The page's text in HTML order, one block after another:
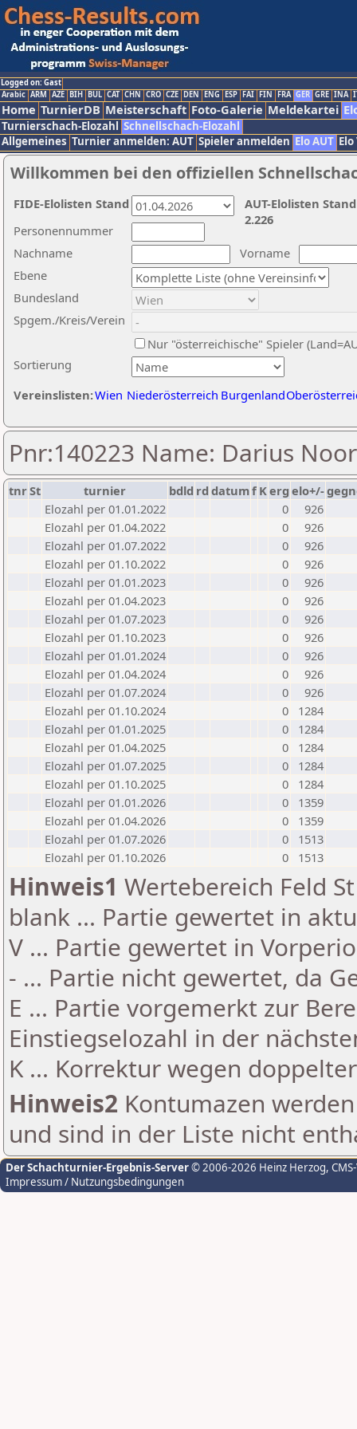
Logged on: Gast
Arabic ARM AZE BIH BUL CAT CHN CRO CZE DEN ENG ESP FAI FIN FRA GER GRE INA
Home TurnierDB Meisterschaft Foto-Galerie Meldekartei
Turnierschach-Elozahl Schnellschach-Elozahl
Allgemeines Turnier anmelden: AUT Spieler anmelden Elo AUT
Willkommen bei den offiziellen
Nachname
Vorname
Ebene
Sortierung
Personennummer
Bundesland
Spgem./Kreis/Verein
Nur "österreichische" Spieler
Vereinslisten:Wien Niederösterreich Burgenland
AUT-Elolisten
2.226
FIDE-Elolisten Stand
Pnr:140223 Name: Darius
tnrSt turnier bdld rd datumf Kerg elo+/-
Elozahl per 01.01.2022
0
926
Elozahl per 01.04.2022
0
926
Elozahl per 01.07.2022
0
926
Elozahl per 01.10.2022
0
926
Elozahl per 01.01.2023
0
926
Elozahl per 01.04.2023
0
926
Elozahl per 01.07.2023
0
926
Elozahl per 01.10.2023
0
926
Elozahl per 01.01.2024
0
926
Elozahl per 01.04.2024
0
926
Elozahl per 01.07.2024
0
926
Elozahl per 01.10.2024
0
1284
Elozahl per 01.01.2025
0
1284
Elozahl per 01.04.2025
0
1284
Elozahl per 01.07.2025
0
1284
Elozahl per 01.10.2025
0
1284
Elozahl per 01.01.2026
0
1359
Elozahl per 01.04.2026
0
1359
Elozahl per 01.07.2026
0
1513
Elozahl per 01.10.2026
0 1513
Hinweis1 Wertebereich Feld
blank ... Partie gewertet in
V ... Partie gewertet in
- ... Partie nicht gewertet, da
E ... Partie vorgemerkt zur
Einstiegselozahl in der
K ... Korrektur wegen
Hinweis2 Kontumazen
und sind in der Liste nicht
Der Schachturnier-Ergebnis-Server© 2006-2026 Heinz Herzog,
Impressum / Nutzungsbedingungen